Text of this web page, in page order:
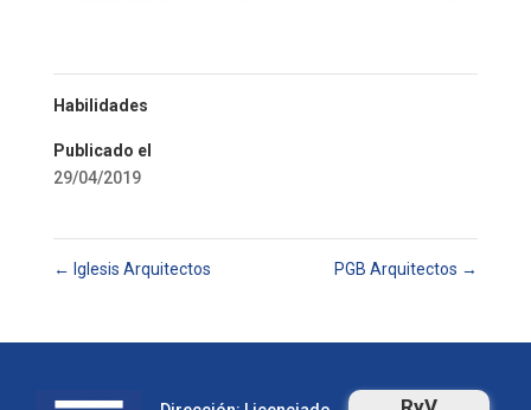
Habilidades
Publicado el
29/04/2019
← Iglesis Arquitectos PGB Arquitectos →